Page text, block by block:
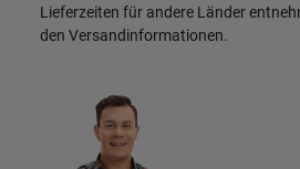
Lieferzeiten für andere Länder
den Versandinformationen.